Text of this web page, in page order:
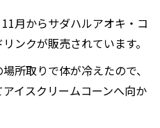
月からサダハルアオキ・コ
ンクが販売されています。
所取りで体が冷えたので、
イスクリームコーンへ向か